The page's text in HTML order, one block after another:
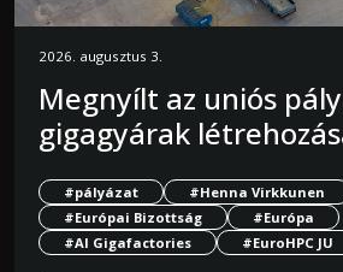
2026. augusztus 3.
Megnyílt az uniós
gigagyárak
#pályázat
#Henna Virkkunen
#Európai Bizottság
#Európa
#AI Gigafactories
#EuroHPC JU